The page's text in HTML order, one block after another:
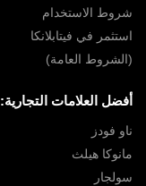
شروط الاستخدام
استثمر في فيتابلانكا
(الشروط العامة)
أفضل العلامات التجارية:
ناو فودز
مانوكا هيلث
سولجار